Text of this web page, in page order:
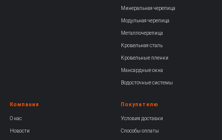
Минеральная черепица
Модульная черепица
Металлочерепица
Кровельная сталь
Кровельные пленки
Мансардные окна
Водосточные системы
Компания
О нас
Новости
Покупателю
Условия доставки
Способы оплаты